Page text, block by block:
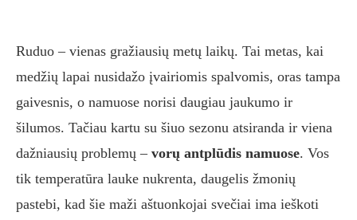
Ruduo – vienas gražiausių metų laikų. Tai metas, kai
medžių lapai nusidažo įvairiomis spalvomis, oras tampa
gaivesnis, o namuose norisi daugiau jaukumo ir
šilumos. Tačiau kartu su šiuo sezonu atsiranda ir viena
dažniausių problemų – vorų antplūdis namuose. Vos
tik temperatūra lauke nukrenta, daugelis žmonių
pastebi, kad šie maži aštuonkojai svečiai ima ieškoti